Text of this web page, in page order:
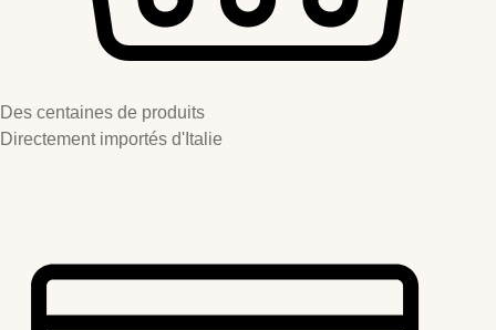
Des centaines de produits
Directement importés d'Italie